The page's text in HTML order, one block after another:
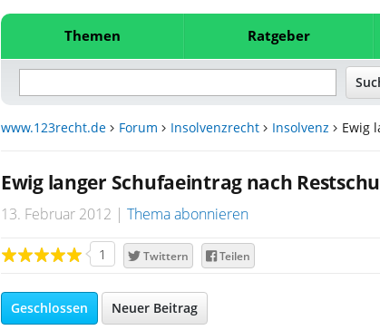
Themen Ratgeber
www.123recht.de Forum Insolvenzrecht Insolvenz Ewig
Ewig langer Schufaeintrag nach
13. Februar 2012 Thema abonnieren
1 Twittern Teilen
Geschlossen Neuer Beitrag